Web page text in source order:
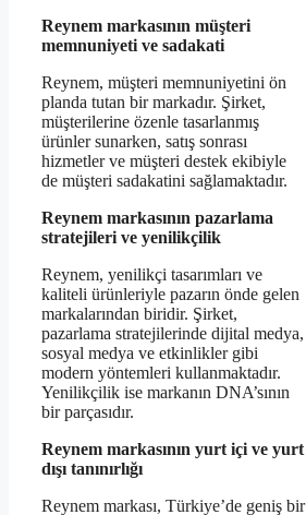
Reynem markasının müşteri
memnuniyeti ve sadakati
Reynem, müşteri memnuniyetini ön
planda tutan bir markadır. Şirket,
müşterilerine özenle tasarlanmış
ürünler sunarken, satış sonrası
hizmetler ve müşteri destek ekibiyle
de müşteri sadakatini sağlamaktadır.
Reynem markasının pazarlama
stratejileri ve yenilikçilik
Reynem, yenilikçi tasarımları ve
kaliteli ürünleriyle pazarın önde gelen
markalarından biridir. Şirket,
pazarlama stratejilerinde dijital medya,
sosyal medya ve etkinlikler gibi
modern yöntemleri kullanmaktadır.
Yenilikçilik ise markanın DNA’sının
bir parçasıdır.
Reynem markasının yurt içi ve yurt
dışı tanınırlığı
Reynem markası, Türkiye’de geniş bir